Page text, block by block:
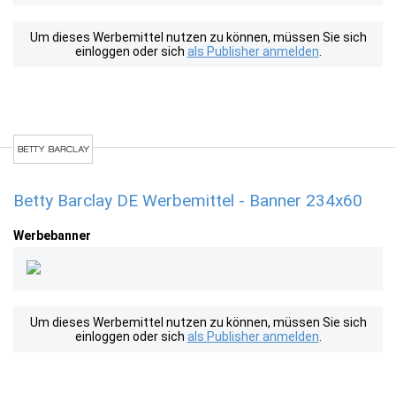
Um dieses Werbemittel nutzen zu können, müssen Sie sich
einloggen oder sich als Publisher anmelden
Betty Barclay DE Werbemittel - Banner 234x60
Werbebanner
Um dieses Werbemittel nutzen zu können, müssen Sie sich
einloggen oder sich als Publisher anmelden